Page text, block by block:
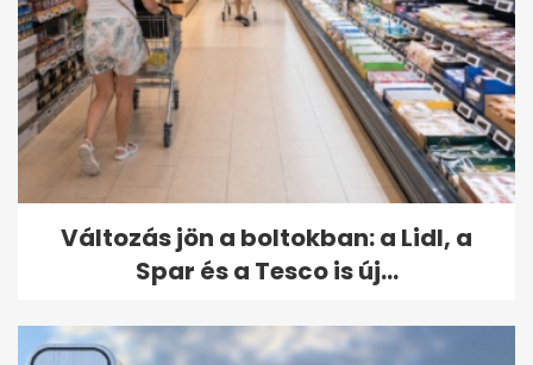
Változás jön a boltokban: a Lidl, a
Spar és a Tesco is új...